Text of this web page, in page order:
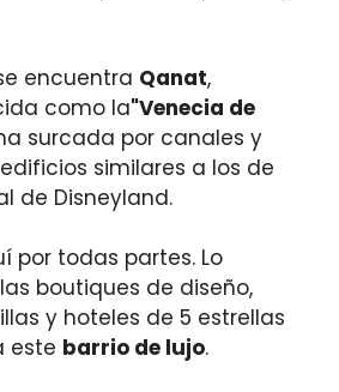
encuentra Qanat,
como la"Venecia de
surcada por canales y
similares a los de
de Disneyland.
por todas partes. Lo
boutiques de diseño,
y hoteles de 5 estrellas
este barrio de lujo.